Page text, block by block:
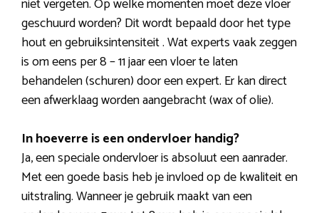
niet vergeten. Op welke momenten moet deze vloer
geschuurd worden? Dit wordt bepaald door het type
hout en gebruiksintensiteit . Wat experts vaak zeggen
is om eens per 8 – 11 jaar een vloer te laten
behandelen (schuren) door een expert. Er kan direct
een afwerklaag worden aangebracht (wax of olie).
In hoeverre is een ondervloer handig?
Ja, een speciale ondervloer is absoluut een aanrader.
Met een goede basis heb je invloed op de kwaliteit en
uitstraling. Wanneer je gebruik maakt van een